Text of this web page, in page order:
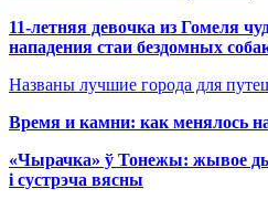
11-летняя девочка из Гомеля
нападения стаи бездомных
Названы лучшие города для
Время и камни: как менялось
«Чырачка» ў Тонежы: жывое
і сустрэча вясны